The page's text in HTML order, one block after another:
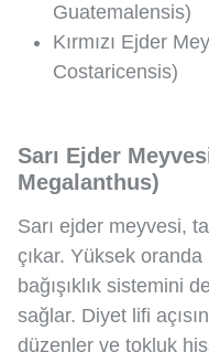
Guatemalensis)
Kırmızı Ejder
Costaricensis)
Sarı Ejder
Megalanthus)
Sarı ejder meyvesi,
çıkar. Yüksek
bağışıklık sistemini
sağlar. Diyet lifi
düzenler ve tokluk